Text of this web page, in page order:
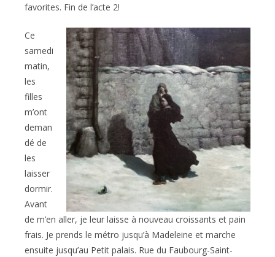
favorites. Fin de l’acte 2!
Ce
samedi
matin,
les
filles
m’ont
deman
dé de
les
laisser
dormir.
Avant
de m’en aller, je leur laisse à nouveau croissants et pain
frais. Je prends le métro jusqu’à Madeleine et marche
ensuite jusqu’au Petit palais. Rue du Faubourg-Saint-